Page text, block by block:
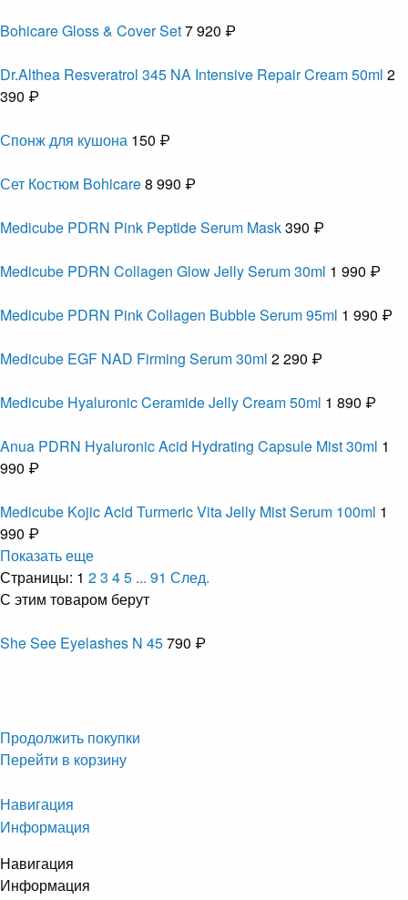
Bohicare Gloss & Cover Set7 920 ₽
Dr.Althea Resveratrol 345 NA Intensive Repair Cream 50ml 2
390 ₽
Спонж для кушона 150 ₽
Сет Костюм Bohicare8 990 ₽
Medicube PDRN Pink Peptide Serum Mask390 ₽
Medicube PDRN Collagen Glow Jelly Serum 30ml 1 990 ₽
Medicube PDRN Pink Collagen Bubble Serum 95ml 1 990 ₽
Medicube EGF NAD Firming Serum 30ml 2 290 ₽
Medicube Hyaluronic Ceramide Jelly Cream 50ml 1 890 ₽
Anua PDRN Hyaluronic Acid Hydrating Capsule Mist 30ml 1
990 ₽
Medicube Kojic Acid Turmeric Vita Jelly Mist Serum 100ml 1
990 ₽
Показать еще
Страницы: 1 23 45 ... 91 След.
С этим товаром берут
She See Eyelashes N 45790 ₽
Продолжить покупки
Перейти в корзину
Навигация
Информация
Навигация
Информация